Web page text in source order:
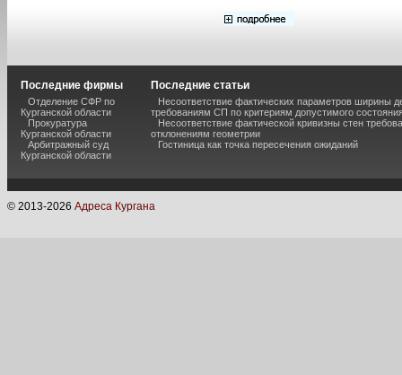
Последние фирмы
Отделение СФР по
Курганской области
Прокуратура
Курганской области
Арбитражный суд
Курганской области
Последние статьи
Несоответствие фактических параметров ширины
требованиям СП по критериям допустимого
Несоответствие фактической кривизны стен
отклонениям геометрии
Гостиница как точка пересечения ожиданий
© 2013-2026 Адреса Кургана